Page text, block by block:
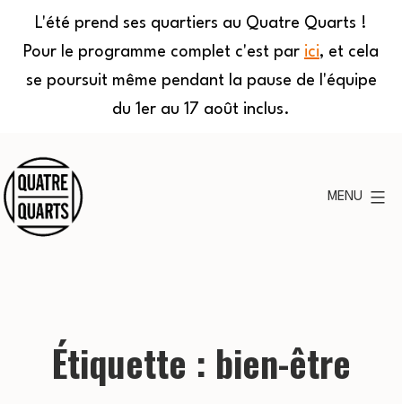
L'été prend ses quartiers au Quatre Quarts !
Pour le programme complet c'est par ici, et cela
se poursuit même pendant la pause de l'équipe
du 1er au 17 août inclus.
au
contenu
MENU
Étiquette : bien-être